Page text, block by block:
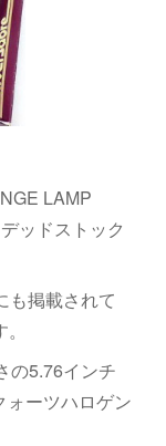
LAMP
ッドストック
も掲載されて
の5.76インチ
ォーツハロゲン